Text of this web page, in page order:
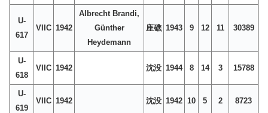
U-
617
VIIC 1942
Albrecht Brandi,
Günther
Heydemann
座礁 1943 9 12 11 30389
U-
618
VIIC 1942 沈没 1944 8 14 3 15788
U-
619
VIIC 1942 沈没 1942 10 5 2 8723